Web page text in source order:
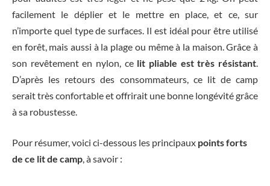
facilement le déplier et le mettre en place, et ce, sur
n’importe quel type de surfaces. Il est idéal pour être utilisé
en forêt, mais aussi à la plage ou même à la maison. Grâce à
son revêtement en nylon, ce lit pliable est très résistant.
D’après les retours des consommateurs, ce lit de camp
serait très confortable et offrirait une bonne longévité grâce
à sa robustesse.
Pour résumer, voici ci-dessous les principaux points forts
de ce lit de camp, à savoir :